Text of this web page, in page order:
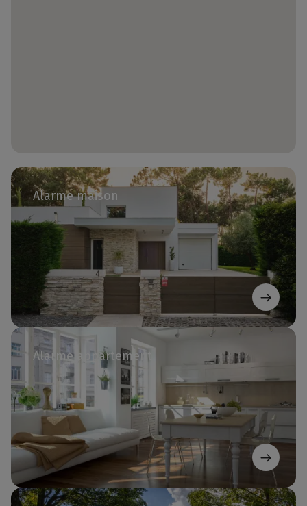
Alarme maison
Alarme appartement